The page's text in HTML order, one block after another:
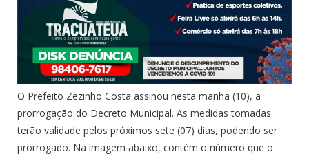
O Prefeito Zezinho Costa assinou nesta manhã (10), a
prorrogação do Decreto Municipal. As medidas tomadas
terão validade pelos próximos sete (07) dias, podendo ser
prorrogado. Na imagem abaixo, contém o número que o